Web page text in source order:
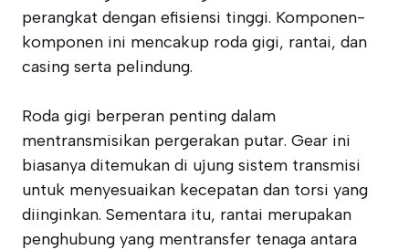
perangkat dengan efisiensi tinggi. Komponen-
komponen ini mencakup roda gigi, rantai, dan
casing serta pelindung.
Roda gigi berperan penting dalam
mentransmisikan pergerakan putar. Gear ini
biasanya ditemukan di ujung sistem transmisi
untuk menyesuaikan kecepatan dan torsi yang
diinginkan. Sementara itu, rantai merupakan
penghubung yang mentransfer tenaga antara